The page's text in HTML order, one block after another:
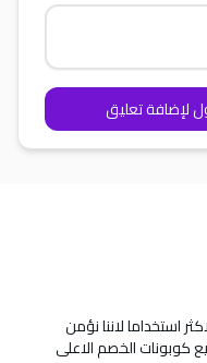
لإضافة تعليق
الاقوي و الاكثر استخداما لاننا نؤمن
كوبونات الخصم الاعلى